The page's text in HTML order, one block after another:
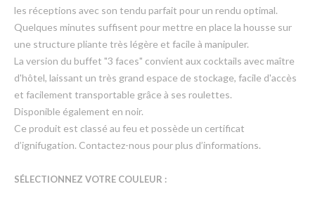
les réceptions avec son tendu parfait pour un rendu optimal.
Quelques minutes suffisent pour mettre en place la housse sur
une structure pliante très légère et facile à manipuler.
La version du buffet "3 faces" convient aux cocktails avec maître
d'hôtel, laissant un très grand espace de stockage, facile d'accès
et facilement transportable grâce à ses roulettes.
Disponible également en noir.
Ce produit est classé au feu et possède un certificat
d’ignifugation. Contactez-nous pour plus d’informations.
SÉLECTIONNEZ VOTRE COULEUR :